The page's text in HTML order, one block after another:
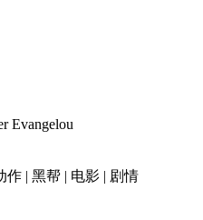
| 黑帮 | 电影 | 剧情